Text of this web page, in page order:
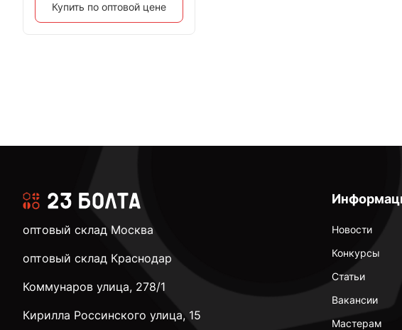
Купить по оптовой цене
Новости
Конкурсы
Статьи
Вакансии
Мастерам
оптовый склад Москва
оптовый склад Краснодар
Коммунаров улица, 278/1
Кирилла Россинского улица, 15